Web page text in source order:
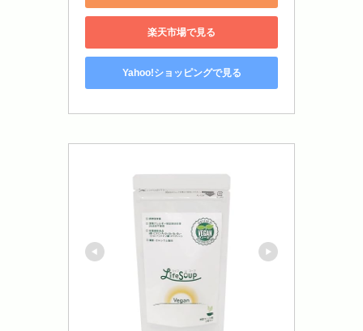
楽天市場で見る
Yahoo!ショッピングで見る